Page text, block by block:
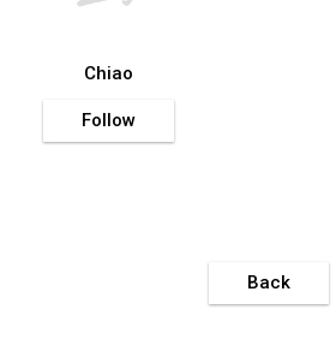
Chiao
Follow
Back